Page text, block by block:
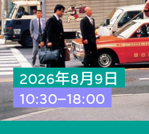
2026年8月9日
10:30–18:00